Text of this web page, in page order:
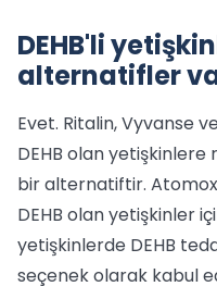
DEHB'li
alternatifler
Evet. Ritalin, Vyvanse
DEHB olan
bir alternatiftir.
DEHB olan yetişkinler
yetişkinlerde DEHB
seçenek olarak kabul